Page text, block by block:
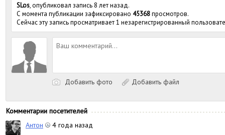
SLos, опубликовал запись 8 лет назад.
С момента публикации зафиксировано 45368просмотров.
Сейчас эту запись просматривает 1 незарегистрированный
Добавить фото Добавить файл
Комментарии посетителей
Антон
4 года назад